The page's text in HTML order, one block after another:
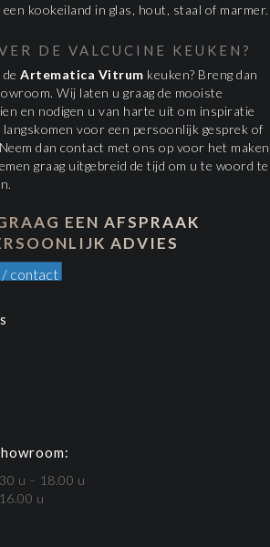
kookeiland in glas, hout, staal of marmer.
DE VALCUCINE KEUKEN?
Artematica Vitrum keuken? Breng dan
Wij laten u graag de mooiste
en nodigen u van harte uit om inspiratie
voor een persoonlijk gesprek of
dan contact met ons op voor het maken
graag uitgebreid de tijd om u te woord te
EEN AFSPRAAK
ADVIES
/ contact
u – 18.00 u
u